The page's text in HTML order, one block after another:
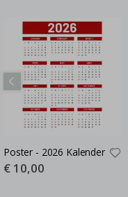
Poster - 2026 Kalender
Special
Price
€ 10,00